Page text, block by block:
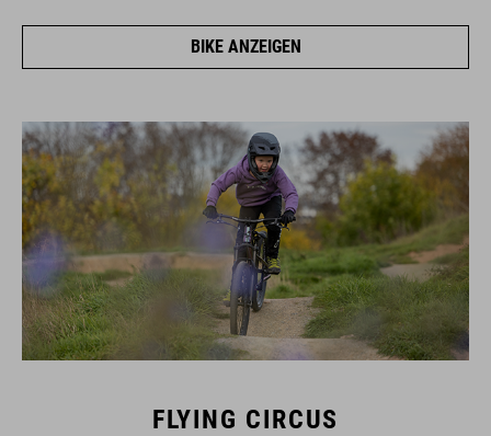
BIKE ANZEIGEN
FLYING CIRCUS